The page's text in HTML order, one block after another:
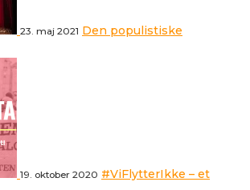
23. maj 2021 Den populistiske
19. oktober 2020 #ViFlytterIkke – et